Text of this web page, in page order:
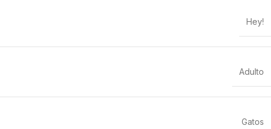
Hey!
Adulto
Gatos